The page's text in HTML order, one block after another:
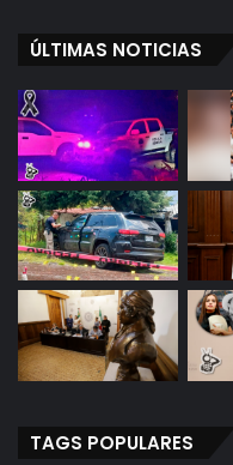
ÚLTIMAS NOTICIAS
TAGS POPULARES